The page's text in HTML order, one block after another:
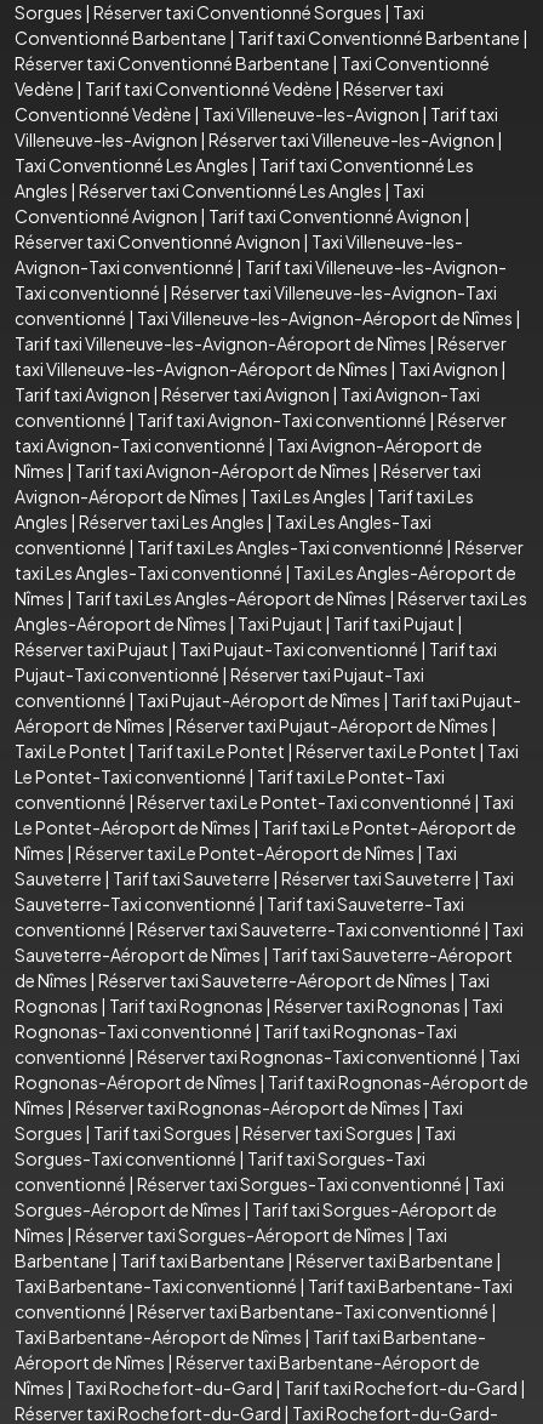
Sorgues | Réserver taxi Conventionné Sorgues | Taxi
Conventionné Barbentane | Tarif taxi Conventionné Barbentane |
Réserver taxi Conventionné Barbentane | Taxi Conventionné
Vedène | Tarif taxi Conventionné Vedène | Réserver taxi
Conventionné Vedène | Taxi Villeneuve-les-Avignon | Tarif taxi
Villeneuve-les-Avignon | Réserver taxi Villeneuve-les-Avignon |
Taxi Conventionné Les Angles | Tarif taxi Conventionné Les
Angles | Réserver taxi Conventionné Les Angles | Taxi
Conventionné Avignon | Tarif taxi Conventionné Avignon |
Réserver taxi Conventionné Avignon | Taxi Villeneuve-les-
Avignon-Taxi conventionné | Tarif taxi Villeneuve-les-Avignon-
Taxi conventionné | Réserver taxi Villeneuve-les-Avignon-Taxi
conventionné | Taxi Villeneuve-les-Avignon-Aéroport de Nîmes |
Tarif taxi Villeneuve-les-Avignon-Aéroport de Nîmes | Réserver
taxi Villeneuve-les-Avignon-Aéroport de Nîmes | Taxi Avignon |
Tarif taxi Avignon | Réserver taxi Avignon | Taxi Avignon-Taxi
conventionné | Tarif taxi Avignon-Taxi conventionné | Réserver
taxi Avignon-Taxi conventionné | Taxi Avignon-Aéroport de
Nîmes | Tarif taxi Avignon-Aéroport de Nîmes | Réserver taxi
Avignon-Aéroport de Nîmes | Taxi Les Angles | Tarif taxi Les
Angles | Réserver taxi Les Angles | Taxi Les Angles-Taxi
conventionné | Tarif taxi Les Angles-Taxi conventionné | Réserver
taxi Les Angles-Taxi conventionné | Taxi Les Angles-Aéroport de
Nîmes | Tarif taxi Les Angles-Aéroport de Nîmes | Réserver taxi Les
Angles-Aéroport de Nîmes | Taxi Pujaut | Tarif taxi Pujaut |
Réserver taxi Pujaut | Taxi Pujaut-Taxi conventionné | Tarif taxi
Pujaut-Taxi conventionné | Réserver taxi Pujaut-Taxi
conventionné | Taxi Pujaut-Aéroport de Nîmes | Tarif taxi Pujaut-
Aéroport de Nîmes | Réserver taxi Pujaut-Aéroport de Nîmes |
Taxi Le Pontet | Tarif taxi Le Pontet | Réserver taxi Le Pontet | Taxi
Le Pontet-Taxi conventionné | Tarif taxi Le Pontet-Taxi
conventionné | Réserver taxi Le Pontet-Taxi conventionné | Taxi
Le Pontet-Aéroport de Nîmes | Tarif taxi Le Pontet-Aéroport de
Nîmes | Réserver taxi Le Pontet-Aéroport de Nîmes | Taxi
Sauveterre | Tarif taxi Sauveterre | Réserver taxi Sauveterre | Taxi
Sauveterre-Taxi conventionné | Tarif taxi Sauveterre-Taxi
conventionné | Réserver taxi Sauveterre-Taxi conventionné | Taxi
Sauveterre-Aéroport de Nîmes | Tarif taxi Sauveterre-Aéroport
de Nîmes | Réserver taxi Sauveterre-Aéroport de Nîmes | Taxi
Rognonas | Tarif taxi Rognonas | Réserver taxi Rognonas | Taxi
Rognonas-Taxi conventionné | Tarif taxi Rognonas-Taxi
conventionné | Réserver taxi Rognonas-Taxi conventionné | Taxi
Rognonas-Aéroport de Nîmes | Tarif taxi Rognonas-Aéroport de
Nîmes | Réserver taxi Rognonas-Aéroport de Nîmes | Taxi
Sorgues | Tarif taxi Sorgues | Réserver taxi Sorgues | Taxi
Sorgues-Taxi conventionné | Tarif taxi Sorgues-Taxi
conventionné | Réserver taxi Sorgues-Taxi conventionné | Taxi
Sorgues-Aéroport de Nîmes | Tarif taxi Sorgues-Aéroport de
Nîmes | Réserver taxi Sorgues-Aéroport de Nîmes | Taxi
Barbentane | Tarif taxi Barbentane | Réserver taxi Barbentane |
Taxi Barbentane-Taxi conventionné | Tarif taxi Barbentane-Taxi
conventionné | Réserver taxi Barbentane-Taxi conventionné |
Taxi Barbentane-Aéroport de Nîmes | Tarif taxi Barbentane-
Aéroport de Nîmes | Réserver taxi Barbentane-Aéroport de
Nîmes | Taxi Rochefort-du-Gard | Tarif taxi Rochefort-du-Gard |
Réserver taxi Rochefort-du-Gard | Taxi Rochefort-du-Gard-